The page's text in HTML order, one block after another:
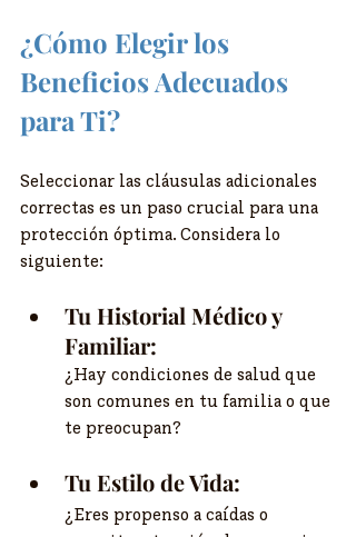
¿Cómo Elegir los
Beneficios Adecuados
para Ti?
Seleccionar las cláusulas adicionales
correctas es un paso crucial para una
protección óptima. Considera lo
siguiente:
Tu Historial Médico y
Familiar:
¿Hay condiciones de salud que
son comunes en tu familia o que
te preocupan?
Tu Estilo de Vida:
¿Eres propenso a caídas o